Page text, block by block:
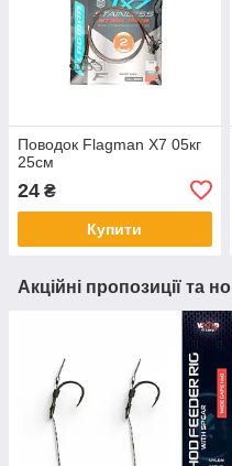
Поводок Flagman X7 05кг
25см
24 ₴
Купити
Акційні пропозиції та